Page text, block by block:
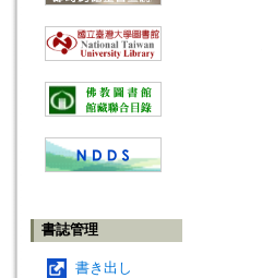
書誌管理
書き出し